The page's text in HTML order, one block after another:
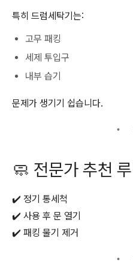
특히 드럼세탁기는:
고무 패킹
세제 투입구
내부 습기
문제가 생기기 쉽습니다.
🧼 전문가 추천
✔️ 정기 통세척
✔️ 사용 후 문 열기
✔️ 패킹 물기 제거